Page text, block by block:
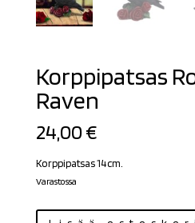
Korppipatsas
Raven
24,00€
Korppipatsas 14cm.
Varastossa
Korppipatsas